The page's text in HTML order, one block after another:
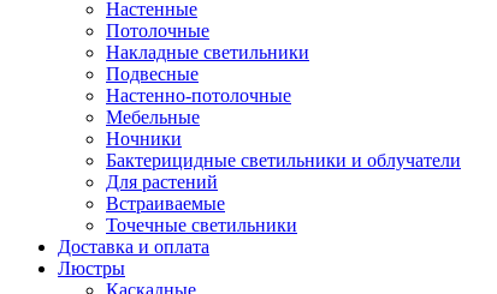
Настенные
Потолочные
Накладные светильники
Подвесные
Настенно-потолочные
Мебельные
Ночники
Бактерицидные светильники и облучатели
Для растений
Встраиваемые
Точечные светильники
Доставка и оплата
Люстры
Каскадные